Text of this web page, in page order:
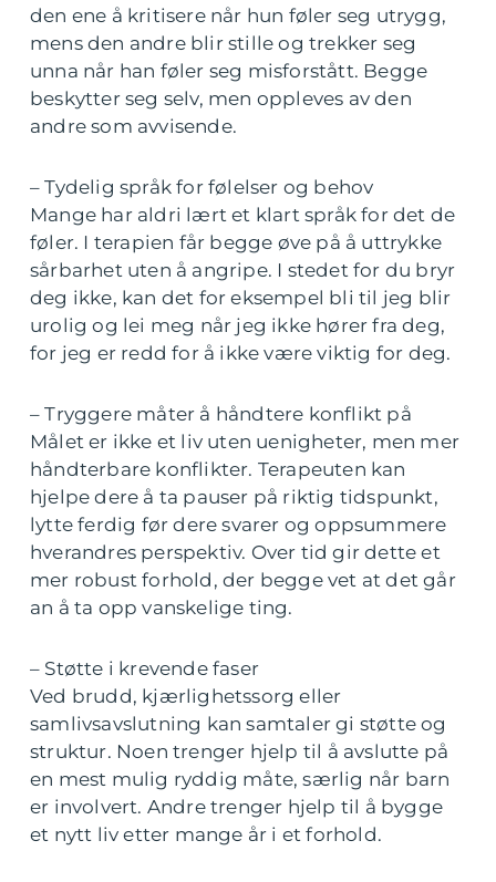
den ene å kritisere når hun føler seg utrygg,
mens den andre blir stille og trekker seg
unna når han føler seg misforstått. Begge
beskytter seg selv, men oppleves av den
andre som avvisende.
– Tydelig språk for følelser og behov
Mange har aldri lært et klart språk for det de
føler. I terapien får begge øve på å uttrykke
sårbarhet uten å angripe. I stedet for du bryr
deg ikke, kan det for eksempel bli til jeg blir
urolig og lei meg når jeg ikke hører fra deg,
for jeg er redd for å ikke være viktig for deg.
– Tryggere måter å håndtere konflikt på
Målet er ikke et liv uten uenigheter, men mer
håndterbare konflikter. Terapeuten kan
hjelpe dere å ta pauser på riktig tidspunkt,
lytte ferdig før dere svarer og oppsummere
hverandres perspektiv. Over tid gir dette et
mer robust forhold, der begge vet at det går
an å ta opp vanskelige ting.
– Støtte i krevende faser
Ved brudd, kjærlighetssorg eller
samlivsavslutning kan samtaler gi støtte og
struktur. Noen trenger hjelp til å avslutte på
en mest mulig ryddig måte, særlig når barn
er involvert. Andre trenger hjelp til å bygge
et nytt liv etter mange år i et forhold.